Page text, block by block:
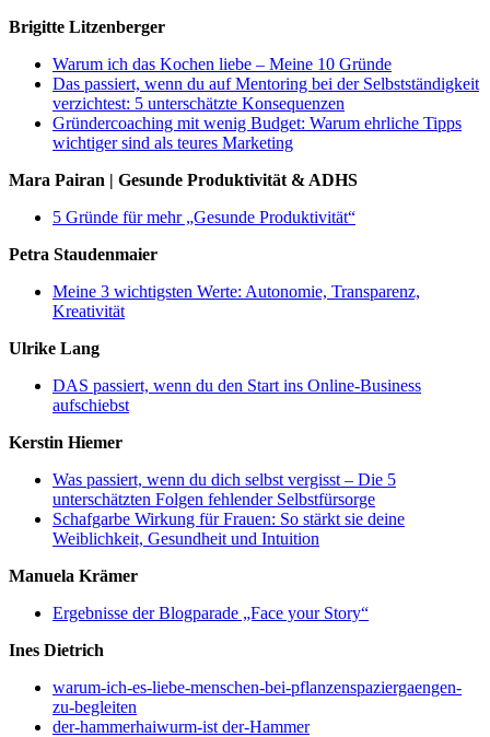
Brigitte Litzenberger
Warum ich das Kochen liebe – Meine 10 Gründe
Das passiert, wenn du auf Mentoring bei der Selbstständigkeit
verzichtest: 5 unterschätzte Konsequenzen
Gründercoaching mit wenig Budget: Warum ehrliche Tipps
wichtiger sind als teures Marketing
Mara Pairan | Gesunde Produktivität & ADHS
5 Gründe für mehr „Gesunde Produktivität“
Petra Staudenmaier
Meine 3 wichtigsten Werte: Autonomie, Transparenz,
Kreativität
Ulrike Lang
DAS passiert, wenn du den Start ins Online-Business
aufschiebst
Kerstin Hiemer
Was passiert, wenn du dich selbst vergisst – Die 5
unterschätzten Folgen fehlender Selbstfürsorge
Schafgarbe Wirkung für Frauen: So stärkt sie deine
Weiblichkeit, Gesundheit und Intuition
Manuela Krämer
Ergebnisse der Blogparade „Face your Story“
Ines Dietrich
warum-ich-es-liebe-menschen-bei-pflanzenspaziergaengen-
zu-begleiten
der-hammerhaiwurm-ist der-Hammer